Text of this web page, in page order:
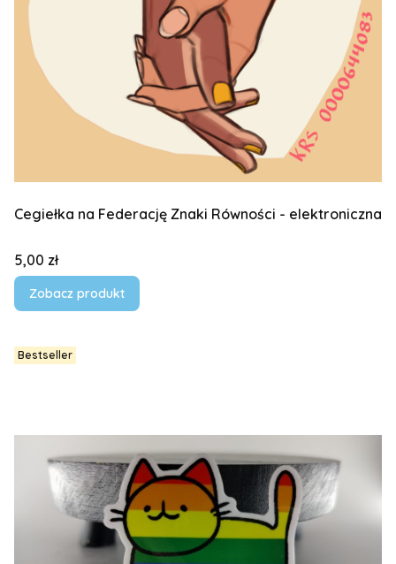
Cegiełka na Federację Znaki Równości - elektroniczna
Cena
5,00 zł
Zobacz produkt
Bestseller